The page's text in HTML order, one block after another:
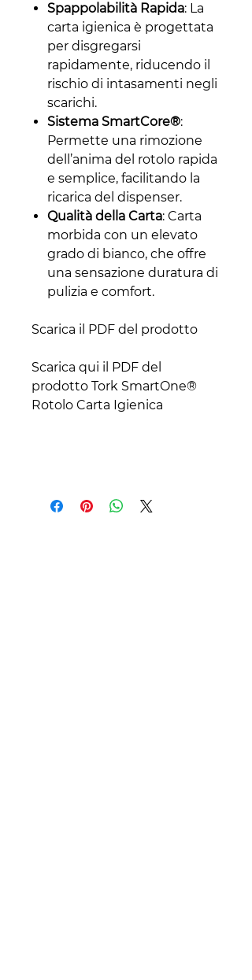
Spappolabilità Rapida: La
carta igienica è progettata
per disgregarsi
rapidamente, riducendo il
rischio di intasamenti negli
scarichi.
Sistema SmartCore®:
Permette una rimozione
dell’anima del rotolo rapida
e semplice, facilitando la
ricarica del dispenser.
Qualità della Carta: Carta
morbida con un elevato
grado di bianco, che offre
una sensazione duratura di
pulizia e comfort.
Scarica il PDF del prodotto
Scarica qui il PDF del
prodotto Tork SmartOne®
Rotolo Carta Igienica